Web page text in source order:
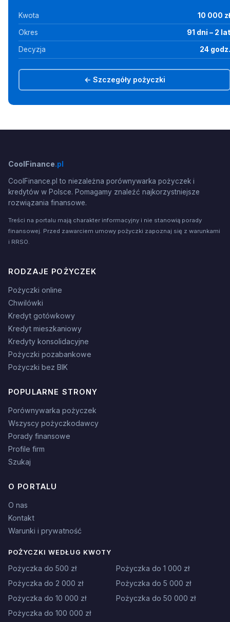
Kwota 10 000 zł
Okres 91 dni – 2 lat
Decyzja 24 godz.
← Szczegóły pożyczki
CoolFinance.pl
CoolFinance.pl to niezależna porównywarka pożyczek i
kredytów w Polsce. Pomagamy znaleźć najkorzystniejsze
rozwiązania finansowe.
Treści na portalu mają charakter informacyjny i nie stanowią porady
finansowej. Przed zawarciem umowy pożyczki zapoznaj się z warunkami
i RRSO.
RODZAJE POŻYCZEK
Pożyczki online
Chwilówki
Kredyt gotówkowy
Kredyt mieszkaniowy
Kredyty konsolidacyjne
Pożyczki pozabankowe
Pożyczki bez BIK
POPULARNE STRONY
Porównywarka pożyczek
Wszyscy pożyczkodawcy
Porady finansowe
Profile firm
Szukaj
O PORTALU
O nas
Kontakt
Warunki i prywatność
POŻYCZKI WEDŁUG KWOTY
Pożyczka do 500 zł
Pożyczka do 1 000 zł
Pożyczka do 2 000 zł
Pożyczka do 5 000 zł
Pożyczka do 10 000 zł
Pożyczka do 50 000 zł
Pożyczka do 100 000 zł